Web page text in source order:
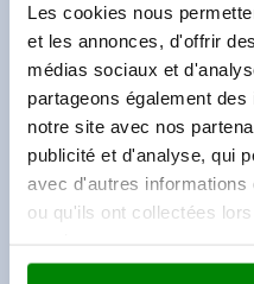
Les cookies nous
et les annonces, d'offrir
médias sociaux et
partageons également
notre site avec nos
publicité et d'analyse, qui
avec d'autres
ou qu'ils ont collectées
Voir les
Ne manquez
Inscrivez-vous à notre
Ce formulaire est protégé par